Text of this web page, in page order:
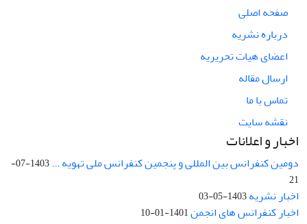
صفحه اصلی
درباره نشریه
اعضای هیات تحریریه
ارسال مقاله
تماس با ما
نقشه سایت
اخبار و اعلانات
دومین کنفرانس بین المللی و پنجمین کنفرانس ملی تهویه ...
1403-07-
21
اخبار نشریه1403-05-03
اخبار کنفرانس های انجمن1401-01-10